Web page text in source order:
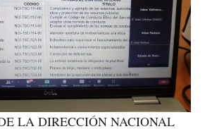
LA DIRECCIÓN NACIONAL